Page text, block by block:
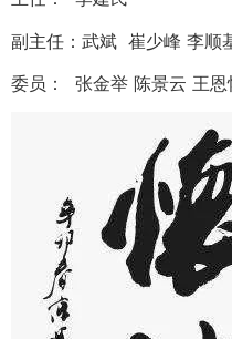
副主任：武斌 崔少峰 李顺
委员： 张金举 陈景云 王